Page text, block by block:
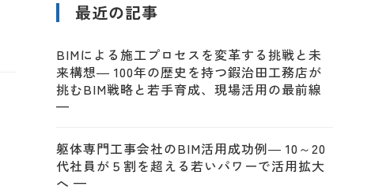
最近の記事
BIMによる施工プロセスを変革する挑戦と未
来構想― 100年の歴史を持つ鍜治田工務店が
挑むBIM戦略と若手育成、現場活用の最前線
—
躯体専門工事会社のBIM活用成功例― 10～20
代社員が５割を超える若いパワーで活用拡大
へ —